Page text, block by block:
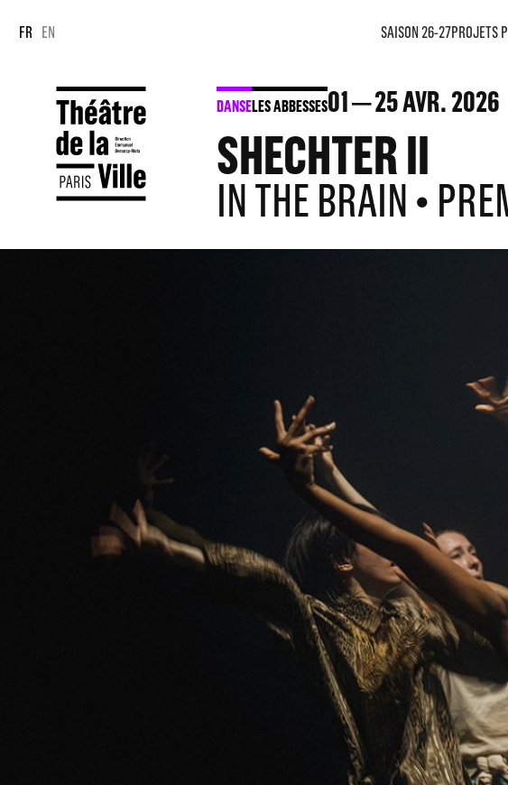
FR EN SAISON 26-27PROJETS
DANSELES ABBESSES01 25AVR. 2026
SHECHTER II
IN THE BRAIN •